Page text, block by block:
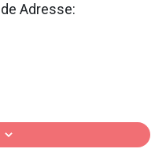
Adresse: